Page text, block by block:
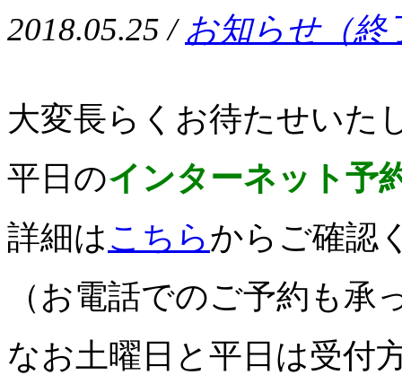
2018.05.25 / お知らせ（終
大変長らくお待たせいた
平日のインターネット予
詳細はこちらからご確認
（お電話でのご予約も承
なお土曜日と平日は受付